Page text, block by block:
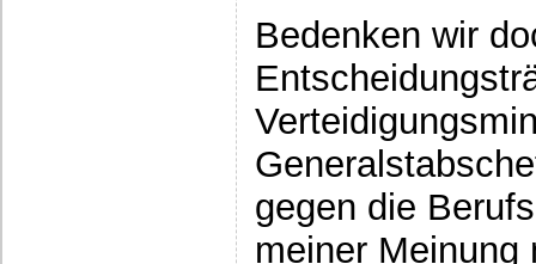
Bedenken wir
gegen die
meiner Meinung